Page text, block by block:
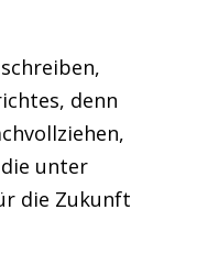
denn
unter
die Zukunft